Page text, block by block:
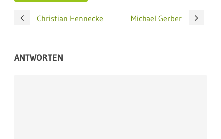
Christian Hennecke Michael Gerber
ANTWORTEN